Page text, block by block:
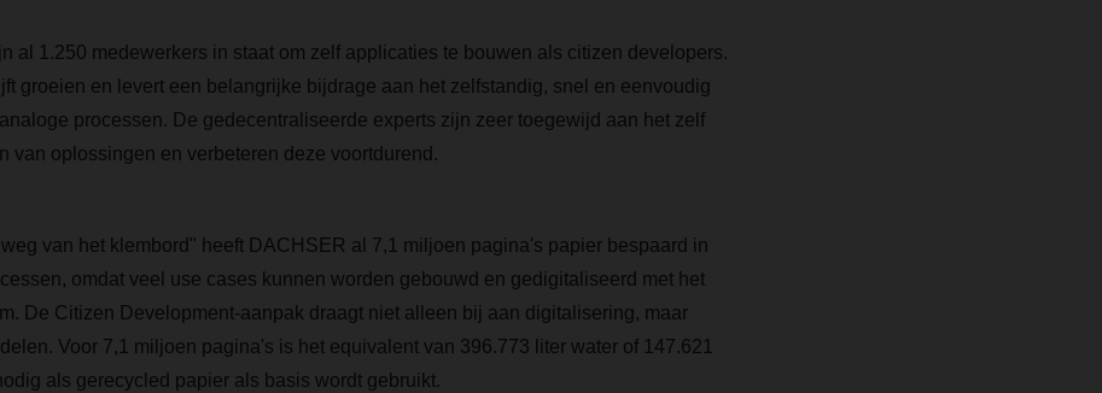
al 1.250 medewerkers in staat om zelf applicaties te bouwen als citizen developers.
groeien en levert een belangrijke bijdrage aan het zelfstandig, snel en eenvoudig
processen. De gedecentraliseerde experts zijn zeer toegewijd aan het zelf
van oplossingen en verbeteren deze voortdurend.
van het klembord" heeft DACHSER al 7,1 miljoen pagina's papier bespaard in
omdat veel use cases kunnen worden gebouwd en gedigitaliseerd met het
De Citizen Development-aanpak draagt niet alleen bij aan digitalisering, maar
Voor 7,1 miljoen pagina's is het equivalent van 396.773 liter water of 147.621
als gerecycled papier als basis wordt gebruikt.